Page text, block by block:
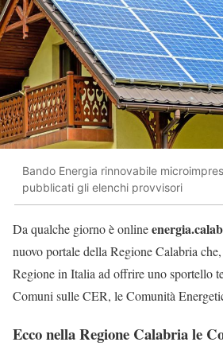
Bando Energia rinnovabile
pubblicati gli elenchi provvisori
Da qualche giorno è online
nuovo portale della Regione Calabria
Regione in Italia ad offrire uno sportello
Comuni sulle CER, le Comunità
Ecco nella Regione Calabria le